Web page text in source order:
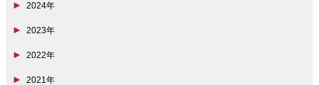
2024年
2023年
2022年
2021年